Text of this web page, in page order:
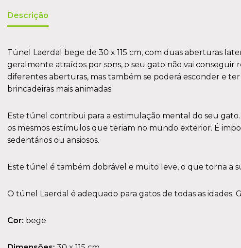
Descrição
Túnel Laerdal bege de 30 x 115 cm, com duas aberturas
geralmente atraídos por sons, o seu gato não vai
diferentes aberturas, mas também se poderá esconder e
brincadeiras mais animadas.
Este túnel contribui para a estimulação mental do seu
os mesmos estímulos que teriam no mundo exterior. É
sedentários ou ansiosos.
Este túnel é também dobrável e muito leve, o que torna a
O túnel Laerdal é adequado para gatos de todas as idades.
Cor: bege